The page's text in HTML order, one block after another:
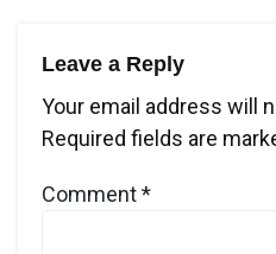
Leave a Reply
Your email address will
Required fields are
Comment*